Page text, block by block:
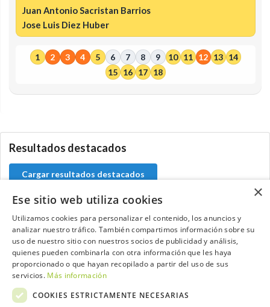
Juan Antonio Sacristan Barrios
Jose Luis Diez Huber
1 2 3 4 5 6 7 8 9 10 11 12 13 14
15 16 17 18
Resultados destacados
Cargar resultados destacados
Contacta con el equipo de NextCaddy
Opina Contacta
×
Ese sitio web utiliza cookies
Utilizamos cookies para personalizar el contenido, los anuncios y
analizar nuestro tráfico. También compartimos información sobre su
uso de nuestro sitio con nuestros socios de publicidad y análisis,
quienes pueden combinarla con otra información que les haya
proporcionado o que hayan recopilado a partir del uso de sus
servicios. Más información
COOKIES ESTRICTAMENTE NECESARIAS